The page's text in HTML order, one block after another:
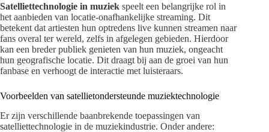
Satelliettechnologie in muziek speelt een belangrijke rol in
het aanbieden van locatie-onafhankelijke streaming. Dit
betekent dat artiesten hun optredens live kunnen streamen naar
fans overal ter wereld, zelfs in afgelegen gebieden. Hierdoor
kan een breder publiek genieten van hun muziek, ongeacht
hun geografische locatie. Dit draagt bij aan de groei van hun
fanbase en verhoogt de interactie met luisteraars.
Voorbeelden van satellietondersteunde muziektechnologie
Er zijn verschillende baanbrekende toepassingen van
satelliettechnologie in de muziekindustrie. Onder andere: